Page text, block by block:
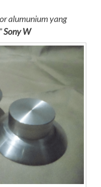
alumunium yang
Sony W